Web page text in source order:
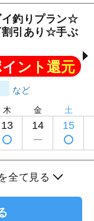
イ釣りプラン☆
割引あり☆手ぶ
ント還元
木
13
金
14
土
15
全て見る